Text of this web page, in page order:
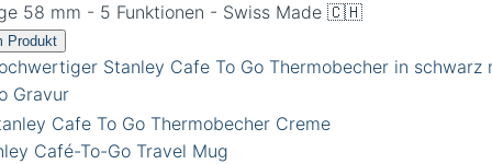
58 mm - 5 Funktionen - Swiss Made 🇨🇭
Produkt
Café-To-Go Travel Mug